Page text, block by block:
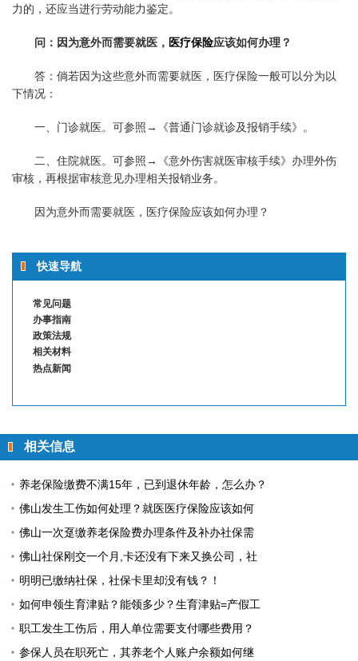
力的，还应当进行劳动能力鉴定。
问：因为意外而需要就医， 医疗保险应该如何办理？
答：倘若因为这些意外而需要就医，医疗保险一般可以分为以
下情况：
一、门诊就医。可参照→《普通门诊就诊及报销手续》。
二、住院就医。可参照→《意外伤害就医审核手续》办理外伤
审核，再根据审核意见办理相关报销业务。
因为意外而需要就医，医疗保险应该如何办理？
快速导航
常见问题
办事指南
政策法规
相关材料
热点新闻
相关信息
养老保险缴费不满15年，已到退休年龄，怎么办？
佛山发生工伤如何处理？就医医疗保险应该如何
佛山一次趸缴养老保险费办理条件及补办社保需
佛山社保刚交一个月,卡还没有下来又换公司，社
明明已缴纳社保，社保卡里却没有钱？！
如何申领生育津贴？能领多少？生育津贴=产假工
职工发生工伤后，用人单位需要支付哪些费用？
参保人员在职死亡，其养老个人账户余额如何继